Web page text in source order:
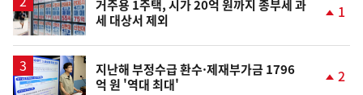
거주용 1주택, 시가 20억 원까지 종부세 과
세 대상서 제외
상
1
지난해 부정수급 환수·제재부가금 1796
억 원 '역대 최대'
2